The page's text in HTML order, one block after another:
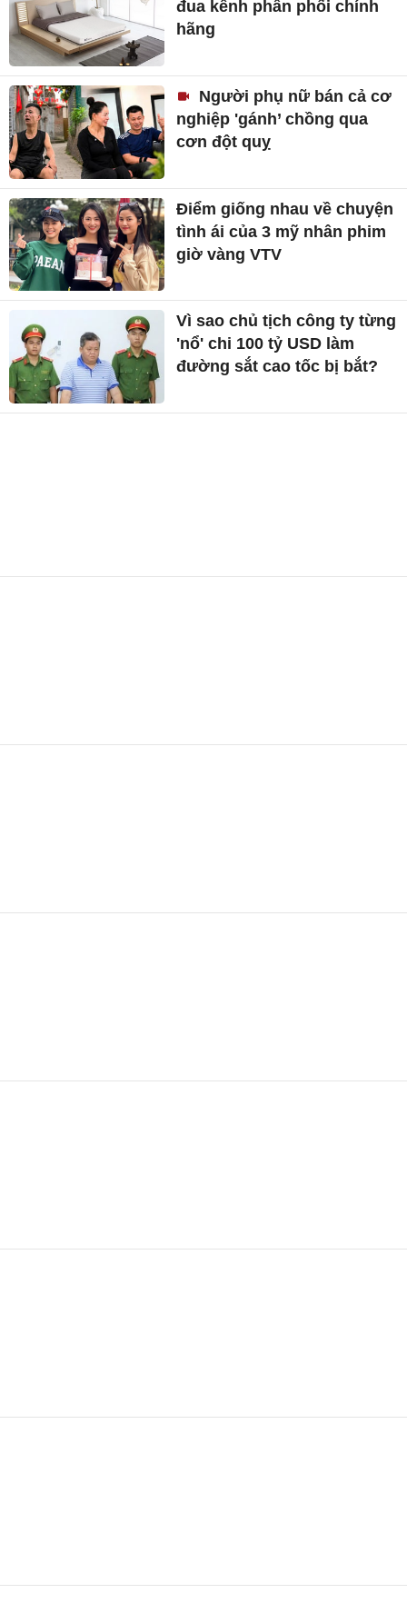
đua kênh phân phối chính
hãng
Người phụ nữ bán cả cơ
nghiệp 'gánh’ chồng qua
cơn đột quỵ
Điểm giống nhau về chuyện
tình ái của 3 mỹ nhân phim
giờ vàng VTV
Vì sao chủ tịch công ty từng
'nổ' chi 100 tỷ USD làm
đường sắt cao tốc bị bắt?